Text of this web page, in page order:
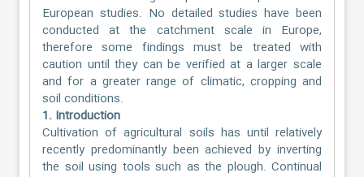
European studies. No detailed studies have been
conducted at the catchment scale in Europe,
therefore some findings must be treated with
caution until they can be verified at a larger scale
and for a greater range of climatic, cropping and
soil conditions.
1. Introduction
Cultivation of agricultural soils has until relatively
recently predominantly been achieved by inverting
the soil using tools such as the plough. Continual